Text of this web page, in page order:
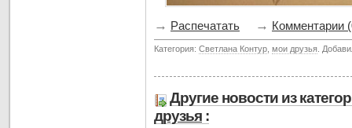
→ Распечатать → Комментарии
Категория: Светлана Контур мои друзья .
Другие новости из
друзья :